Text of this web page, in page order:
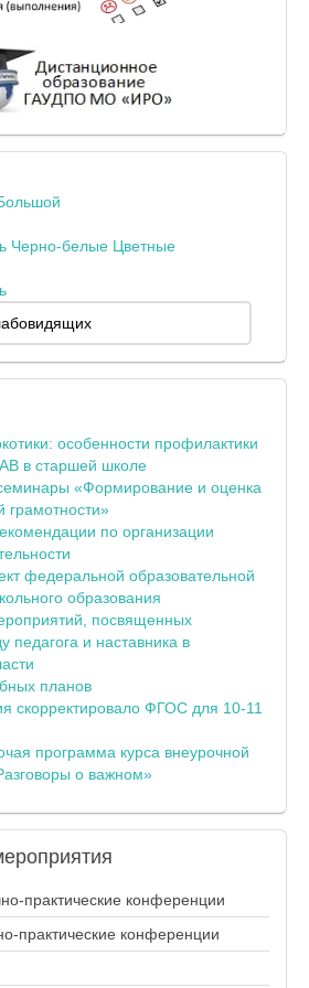
Черно-белые Цветные
особенности профилактики
в старшей школе
«Формирование и оценка
грамотности»
по организации
федеральной образовательной
образования
посвященных
педагога и наставника в
планов
скорректировало ФГОС для 10-11
программа курса внеурочной
о важном»
практические конференции
практические конференции